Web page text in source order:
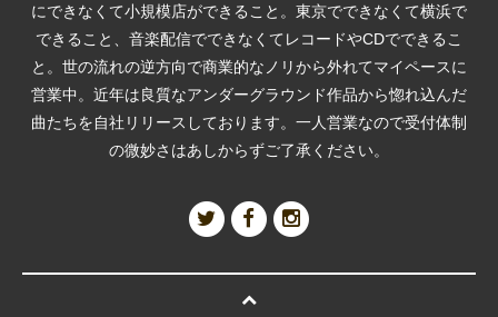
にできなくて小規模店ができること。東京でできなくて横浜で
できること、音楽配信でできなくてレコードやCDでできるこ
と。世の流れの逆方向で商業的なノリから外れてマイペースに
営業中。近年は良質なアンダーグラウンド作品から惚れ込んだ
曲たちを自社リリースしております。一人営業なので受付体制
の微妙さはあしからずご了承ください。